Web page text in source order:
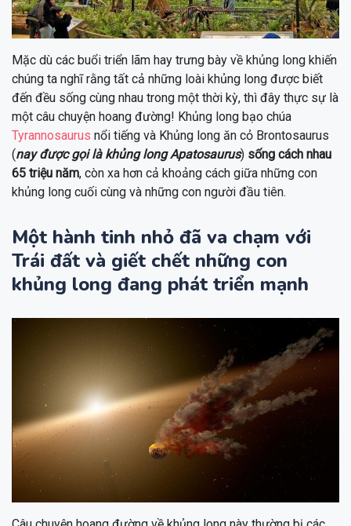
Mặc dù các buổi triển lãm hay trưng bày về khủng long khiến
chúng ta nghĩ rằng tất cả những loài khủng long được biết
đến đều sống cùng nhau trong một thời kỳ, thì đây thực sự là
một câu chuyện hoang đường! Khủng long bạo chúa
Tyrannosaurus nổi tiếng và Khủng long ăn cỏ Brontosaurus
(nay được gọi là khủng long Apatosaurus) sống cách nhau
65 triệu năm, còn xa hơn cả khoảng cách giữa những con
khủng long cuối cùng và những con người đầu tiên.
Một hành tinh nhỏ đã va chạm với
Trái đất và giết chết những con
khủng long đang phát triển mạnh